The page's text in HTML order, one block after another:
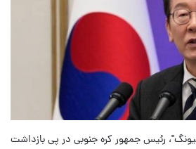
رئیس جمهور کره جنوبی در پی بازداشت